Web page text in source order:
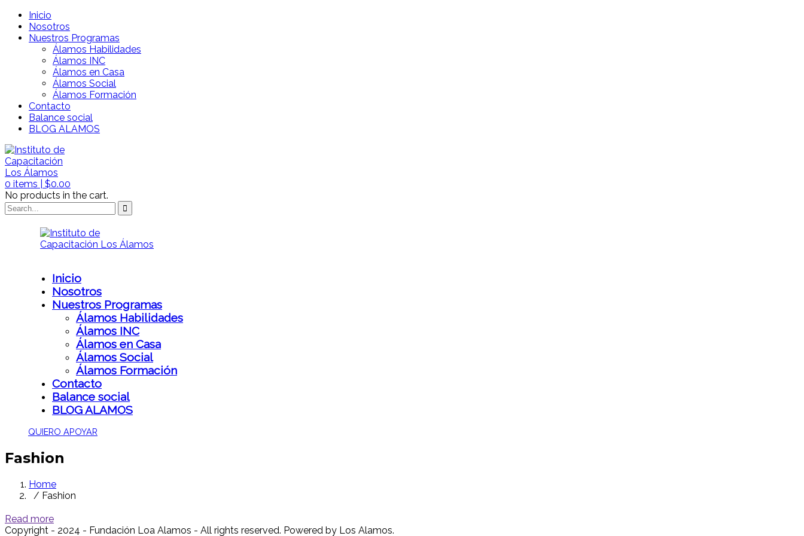
Inicio
Nosotros
Nuestros Programas
Álamos Habilidades
Álamos INC
Álamos en Casa
Álamos Social
Álamos Formación
Contacto
Balance social
BLOG ALAMOS
0 items | $0.00
No products in the cart.
Inicio
Nosotros
Nuestros Programas
Álamos Habilidades
Álamos INC
Álamos en Casa
Álamos Social
Álamos Formación
Contacto
Balance social
BLOG ALAMOS
QUIERO APOYAR
Fashion
Home
/ Fashion
Read more
Copyright - 2024 - Fundación Loa Alamos - All rights reserved. Powered by Los Alamos.